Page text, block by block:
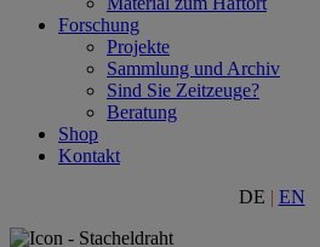
Forschung
Projekte
Sammlung und Archiv
Sind Sie Zeitzeuge?
Beratung
Shop
Kontakt
DE | EN